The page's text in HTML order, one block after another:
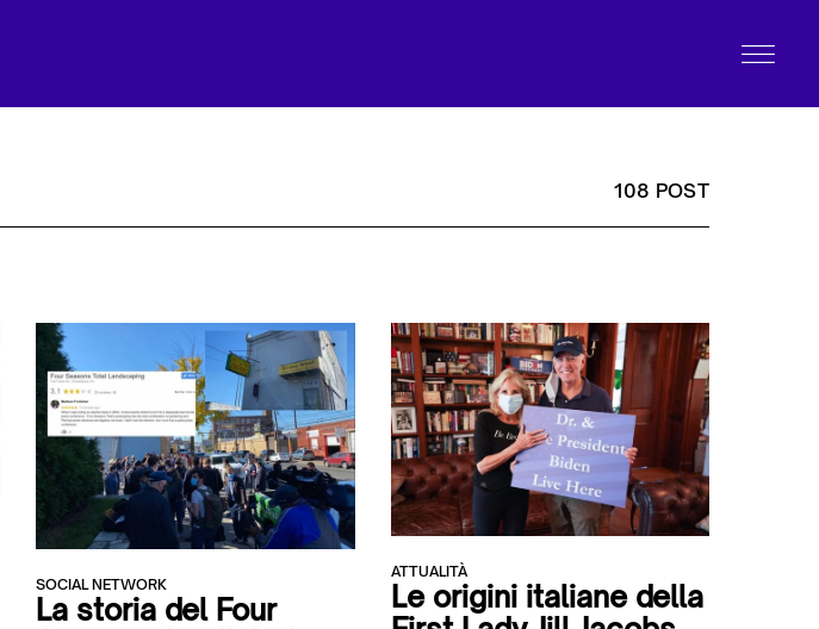
108 POST
SOCIAL NETWORK
La storia del Four
ATTUALITÀ
Le origini italiane della